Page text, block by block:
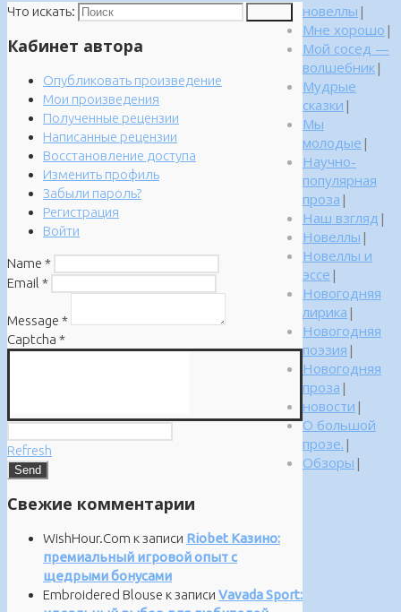
Что искать:
Кабинет автора
Опубликовать произведение
Мои произведения
Полученные рецензии
Написанные рецензии
Восстановление доступа
Изменить профиль
Забыли пароль?
Регистрация
Войти
Name *
Email *
Message *
Captcha *
Refresh
Свежие комментарии
WishHour.Com к записи Riobet Казино:
премиальный игровой опыт с
щедрыми бонусами
Embroidered Blouse к записи Vavada Sport:
новеллы |
Мне хорошо |
Мой сосед —
волшебник|
Мудрые
сказки |
Мы
молодые |
Научно-
популярная
проза |
Наш взгляд |
Новеллы |
Новеллы и
эссе |
Новогодняя
лирика |
Новогодняя
поэзия |
Новогодняя
проза |
новости |
О большой
прозе. |
Обзоры |